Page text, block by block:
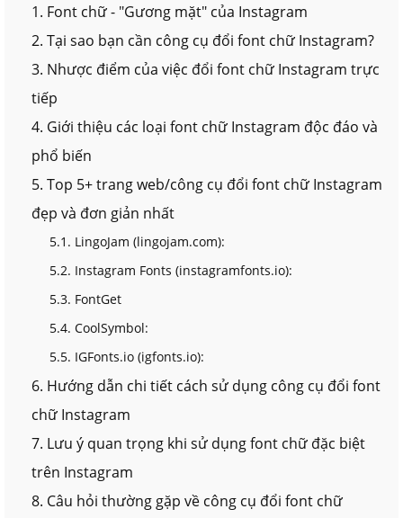
1. Font chữ - "Gương mặt" của Instagram
2. Tại sao bạn cần công cụ đổi font chữ Instagram?
3. Nhược điểm của việc đổi font chữ Instagram trực
tiếp
4. Giới thiệu các loại font chữ Instagram độc đáo và
phổ biến
5. Top 5+ trang web/công cụ đổi font chữ Instagram
đẹp và đơn giản nhất
5.1. LingoJam (lingojam.com):
5.2. Instagram Fonts (instagramfonts.io):
5.3. FontGet
5.4. CoolSymbol:
5.5. IGFonts.io (igfonts.io):
6. Hướng dẫn chi tiết cách sử dụng công cụ đổi font
chữ Instagram
7. Lưu ý quan trọng khi sử dụng font chữ đặc biệt
trên Instagram
8. Câu hỏi thường gặp về công cụ đổi font chữ